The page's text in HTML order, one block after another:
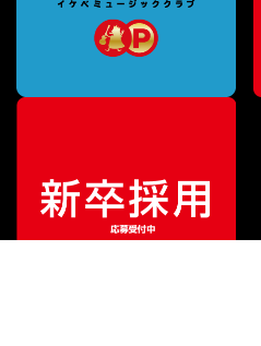
販売価格¥311,000 （税込）